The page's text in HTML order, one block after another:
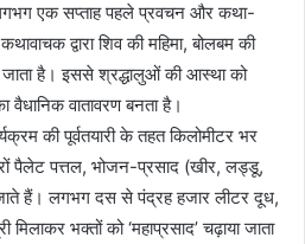
एक सप्ताह पहले प्रवचन और कथा-
द्वारा शिव की महिमा, बोलबम की
जाता है। इससे श्रद्धालुओं की आस्था को
वैधानिक वातावरण बनता है।
की पूर्वतयारी के तहत किलोमीटर भर
पैलेट पत्तल, भोजन-प्रसाद (खीर, लड्डू,
हैं। लगभग दस से पंद्रह हजार लीटर दूध,
भक्तों को ‘महाप्रसाद’ चढ़ाया जाता